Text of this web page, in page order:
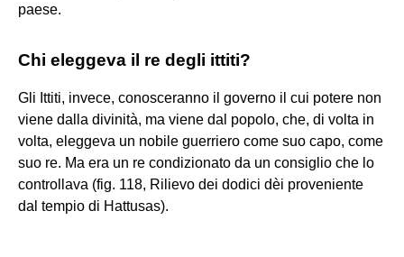
paese.
Chi eleggeva il re degli ittiti?
Gli Ittiti, invece, conosceranno il governo il cui potere non
viene dalla divinità, ma viene dal popolo, che, di volta in
volta, eleggeva un nobile guerriero come suo capo, come
suo re. Ma era un re condizionato da un consiglio che lo
controllava (fig. 118, Rilievo dei dodici dèi proveniente
dal tempio di Hattusas).